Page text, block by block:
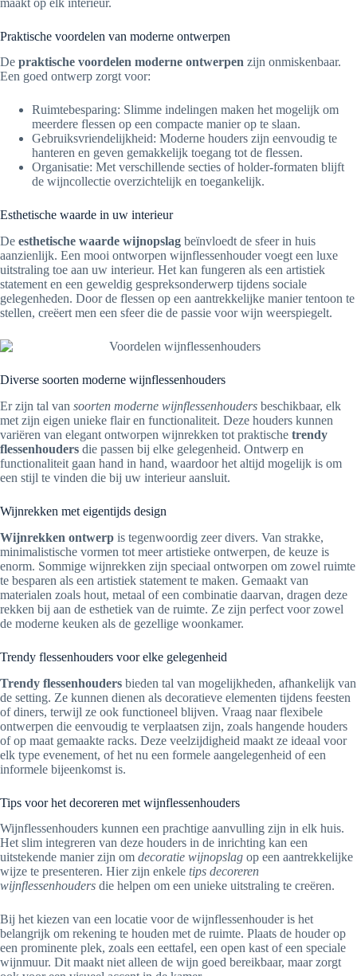
Praktische voordelen van moderne ontwerpen
De praktische voordelen moderne ontwerpen zijn onmiskenbaar.
Een goed ontwerp zorgt voor:
Ruimtebesparing: Slimme indelingen maken het mogelijk om
meerdere flessen op een compacte manier op te slaan.
Gebruiksvriendelijkheid: Moderne houders zijn eenvoudig te
hanteren en geven gemakkelijk toegang tot de flessen.
Organisatie: Met verschillende secties of holder-formaten blijft
de wijncollectie overzichtelijk en toegankelijk.
Esthetische waarde in uw interieur
De esthetische waarde wijnopslag beïnvloedt de sfeer in huis
aanzienlijk. Een mooi ontworpen wijnflessenhouder voegt een luxe
uitstraling toe aan uw interieur. Het kan fungeren als een artistiek
statement en een geweldig gespreksonderwerp tijdens sociale
gelegenheden. Door de flessen op een aantrekkelijke manier tentoon te
stellen, creëert men een sfeer die de passie voor wijn weerspiegelt.
Diverse soorten moderne wijnflessenhouders
Er zijn tal van soorten moderne wijnflessenhouders beschikbaar, elk
met zijn eigen unieke flair en functionaliteit. Deze houders kunnen
variëren van elegant ontworpen wijnrekken tot praktische trendy
flessenhouders die passen bij elke gelegenheid. Ontwerp en
functionaliteit gaan hand in hand, waardoor het altijd mogelijk is om
een stijl te vinden die bij uw interieur aansluit.
Wijnrekken met eigentijds design
Wijnrekken ontwerp is tegenwoordig zeer divers. Van strakke,
minimalistische vormen tot meer artistieke ontwerpen, de keuze is
enorm. Sommige wijnrekken zijn speciaal ontworpen om zowel ruimte
te besparen als een artistiek statement te maken. Gemaakt van
materialen zoals hout, metaal of een combinatie daarvan, dragen deze
rekken bij aan de esthetiek van de ruimte. Ze zijn perfect voor zowel
de moderne keuken als de gezellige woonkamer.
Trendy flessenhouders voor elke gelegenheid
Trendy flessenhouders bieden tal van mogelijkheden, afhankelijk van
de setting. Ze kunnen dienen als decoratieve elementen tijdens feesten
of diners, terwijl ze ook functioneel blijven. Vraag naar flexibele
ontwerpen die eenvoudig te verplaatsen zijn, zoals hangende houders
of op maat gemaakte racks. Deze veelzijdigheid maakt ze ideaal voor
elk type evenement, of het nu een formele aangelegenheid of een
informele bijeenkomst is.
Tips voor het decoreren met wijnflessenhouders
Wijnflessenhouders kunnen een prachtige aanvulling zijn in elk huis.
Het slim integreren van deze houders in de inrichting kan een
uitstekende manier zijn om decoratie wijnopslag op een aantrekkelijke
wijze te presenteren. Hier zijn enkele tips decoreren
wijnflessenhouders die helpen om een unieke uitstraling te creëren.
Bij het kiezen van een locatie voor de wijnflessenhouder is het
belangrijk om rekening te houden met de ruimte. Plaats de houder op
een prominente plek, zoals een eettafel, een open kast of een speciale
wijnmuur. Dit maakt niet alleen de wijn goed bereikbaar, maar zorgt